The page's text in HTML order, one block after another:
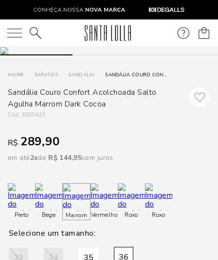
O que você está procurando?
SAPATOS SANDÁLIA SANDÁLIA COURO CONFORT ACOLCHOADA SALTO AGULHA MARROM DARK COCOA
Sandália Couro Confort Acolchoada Salto
Agulha Marrom Dark Cocoa
: 3005423
R$ 289,90
em até2 R$ 144,95sem juros
Preto Bege Marrom Vermelho Roxo Roxo
33 34 35 36